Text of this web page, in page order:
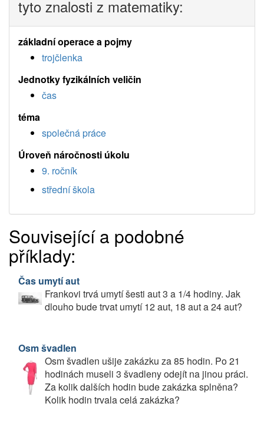
tyto znalosti z matematiky:
základní operace a pojmy
trojčlenka
Jednotky fyzikálních veličin
čas
téma
společná práce
Úroveň náročnosti úkolu
9. ročník
střední škola
Související a podobné
příklady:
Čas umytí aut
Frankovi trvá umytí šesti aut 3 a 1/4 hodiny. Jak
dlouho bude trvat umytí 12 aut, 18 aut a 24 aut?
Osm švadlen
Osm švadlen ušije zakázku za 85 hodin. Po 21
hodinách museli 3 švadleny odejít na jinou práci.
Za kolik dalších hodin bude zakázka splněna?
Kolik hodin trvala celá zakázka?